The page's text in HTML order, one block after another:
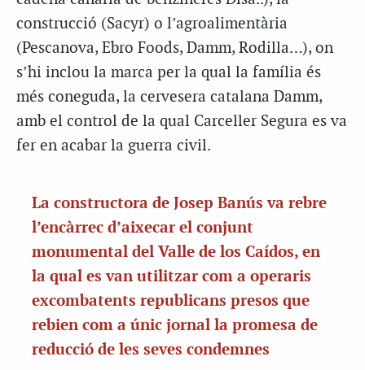
construcció (Sacyr) o l’agroalimentària
(Pescanova, Ebro Foods, Damm, Rodilla…), on
s’hi inclou la marca per la qual la família és
més coneguda, la cervesera catalana Damm,
amb el control de la qual Carceller Segura es va
fer en acabar la guerra civil.
La constructora de Josep Banús va rebre
l’encàrrec d’aixecar el conjunt
monumental del Valle de los Caídos, en
la qual es van utilitzar com a operaris
excombatents republicans presos que
rebien com a únic jornal la promesa de
reducció de les seves condemnes